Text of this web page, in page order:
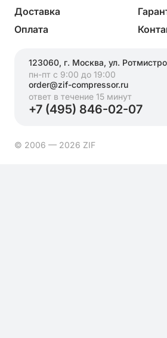
Доставка
Оплата
123060, г. Москва, ул.
пн-пт с 9:00 до 19:00
order@zif-compressor.ru
ответ в течение 15 минут
+7 (495) 846-02-07
© 2006 — 2026 ZIF